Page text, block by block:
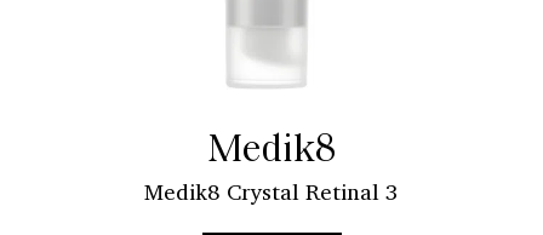
Medik8
Medik8 Crystal Retinal 3